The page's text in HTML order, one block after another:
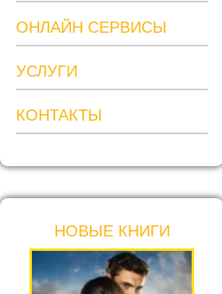
ОНЛАЙН СЕРВИСЫ
УСЛУГИ
КОНТАКТЫ
НОВЫЕ КНИГИ